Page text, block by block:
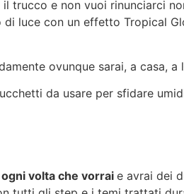
trucco e non vuoi rinunciarci
di luce con un effetto Tropical
ovunque sarai, a casa, a
da usare per sfidare
volta che vorrai e avrai dei